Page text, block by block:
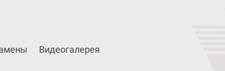
Видеогалерея